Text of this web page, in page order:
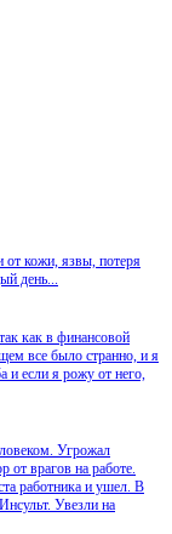
от кожи, язвы, потеря
день...
как в финансовой
все было странно, и я
и если я рожу от него,
Угрожал
от врагов на работе.
работника и ушел. В
Увезли на